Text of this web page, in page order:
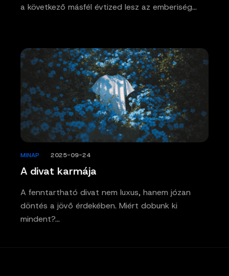
a következő másfél évtized lesz az emberiség…
A divat karmája
MINAP 2025-09-24
A fenntartható divat nem luxus, hanem józan
döntés a jövő érdekében. Miért dobunk ki
mindent?…